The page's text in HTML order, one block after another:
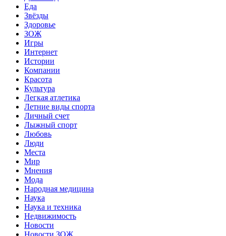
Еда
Звёзды
Здоровье
ЗОЖ
Игры
Интернет
Истории
Компании
Красота
Культура
Легкая атлетика
Летние виды спорта
Личный счет
Лыжный спорт
Любовь
Люди
Места
Мир
Мнения
Мода
Народная медицина
Наука
Наука и техника
Недвижимость
Новости